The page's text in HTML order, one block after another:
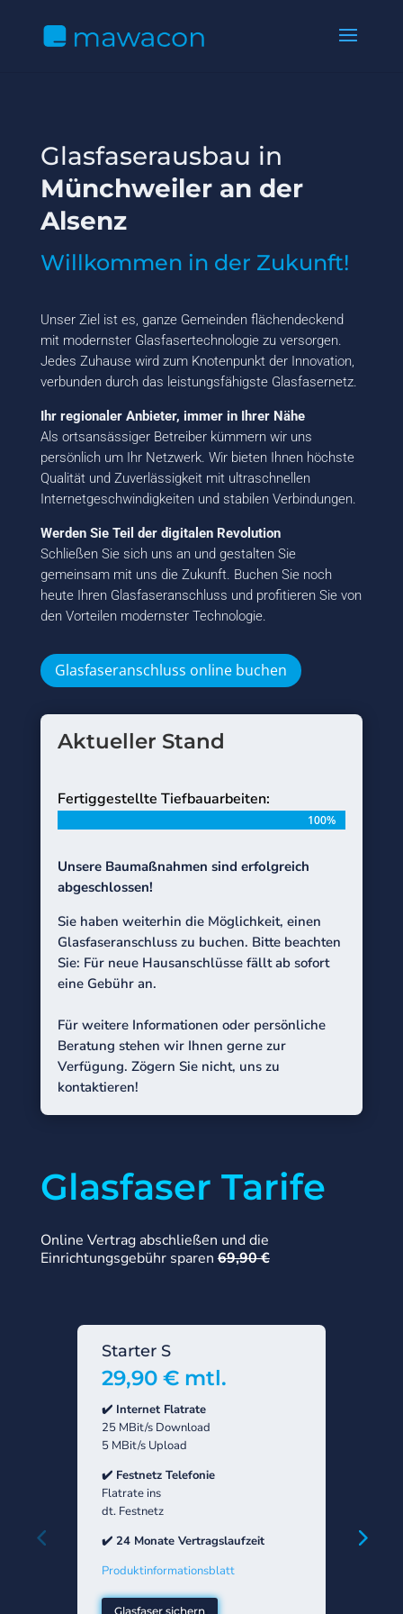
Glasfaserausbau in
Münchweiler an der
Alsenz
Willkommen in der Zukunft!
Unser Ziel ist es, ganze Gemeinden flächendeckend
mit modernster Glasfasertechnologie zu versorgen.
Jedes Zuhause wird zum Knotenpunkt der Innovation,
verbunden durch das leistungsfähigste Glasfasernetz.
Ihr regionaler Anbieter, immer in Ihrer Nähe
Als ortsansässiger Betreiber kümmern wir uns
persönlich um Ihr Netzwerk. Wir bieten Ihnen höchste
Qualität und Zuverlässigkeit mit ultraschnellen
Internetgeschwindigkeiten und stabilen Verbindungen.
Werden Sie Teil der digitalen Revolution
Schließen Sie sich uns an und gestalten Sie
gemeinsam mit uns die Zukunft. Buchen Sie noch
heute Ihren Glasfaseranschluss und profitieren Sie von
den Vorteilen modernster Technologie.
Glasfaseranschluss online buchen
Aktueller Stand
Fertiggestellte Tiefbauarbeiten:
100%
100%
Unsere Baumaßnahmen sind erfolgreich
abgeschlossen!
Sie haben weiterhin die Möglichkeit, einen
Glasfaseranschluss zu buchen. Bitte beachten
Sie: Für neue Hausanschlüsse fällt ab sofort
eine Gebühr an.
Für weitere Informationen oder persönliche
Beratung stehen wir Ihnen gerne zur
Verfügung. Zögern Sie nicht, uns zu
kontaktieren!
Glasfaser Tarife
Online Vertrag abschließen und die
Einrichtungsgebühr sparen69,90 €
Starter S
29,90 € mtl.
✔️ Internet Flatrate
25 MBit/s Download
5 MBit/s Upload
✔️ Festnetz Telefonie
Flatrate ins
dt. Festnetz
✔️ 24 Monate Vertragslaufzeit
Produktinformationsblatt
Glasfaser sichern
✔️ 24